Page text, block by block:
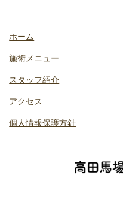
ホーム
施術メニュー
スタッフ紹介
アクセス
個人情報保護方針